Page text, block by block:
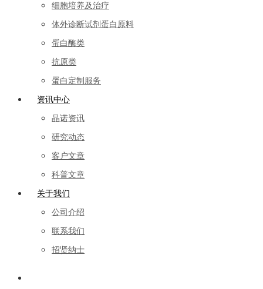
细胞培养及治疗
体外诊断试剂蛋白原料
蛋白酶类
抗原类
蛋白定制服务
资讯中心
晶诺资讯
研究动态
客户文章
科普文章
关于我们
公司介绍
联系我们
招贤纳士